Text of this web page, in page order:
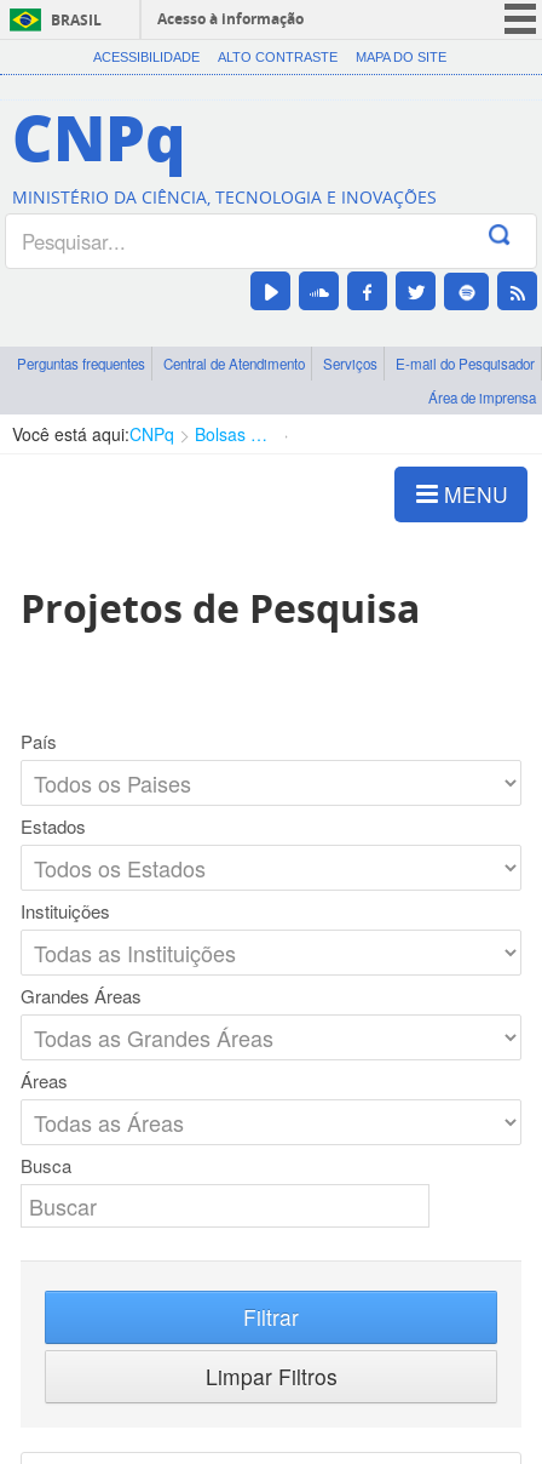
BRASIL
Acesso à informação
CORONAVÍRUS (COVID-19)
Canais
ACESSIBILIDADE ALTO CONTRASTE MAPA DO SITE
CNPq
MINISTÉRIO DA CIÊNCIA, TECNOLOGIA E INOVAÇÕES
Perguntas frequentes Central de Atendimento Serviços
E-mail do Pesquisador
Área de imprensa
Você está aqui:CNPq Bolsas e Auxílios Vigentes
MENU
Projetos de Pesquisa
País
Estados
Instituições
Grandes Áreas
Áreas
Busca
Filtrar
Limpar Filtros